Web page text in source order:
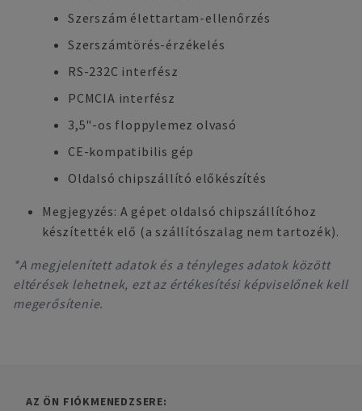
Szerszám élettartam-ellenőrzés
Szerszámtörés-érzékelés
RS-232C interfész
PCMCIA interfész
3,5"-os floppylemez olvasó
CE-kompatibilis gép
Oldalsó chipszállító előkészítés
Megjegyzés: A gépet oldalsó chipszállítóhoz
készítették elő (a szállítószalag nem tartozék).
*A megjelenített adatok és a tényleges adatok között
eltérések lehetnek, ezt az értékesítési képviselőnek kell
megerősítenie.
AZ ÖN FIÓKMENEDZSERE: